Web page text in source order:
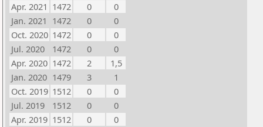
Apr. 2021 1472 0
0
Jan. 2021 1472 0
0
Oct. 2020 1472 0
0
Jul. 2020
1472 0
0
Apr. 2020 1472 2
1,5
Jan. 2020 1479 3
1
Oct. 2019 1512 0
0
Jul. 2019
1512 0
0
Apr. 2019 1512 0
0